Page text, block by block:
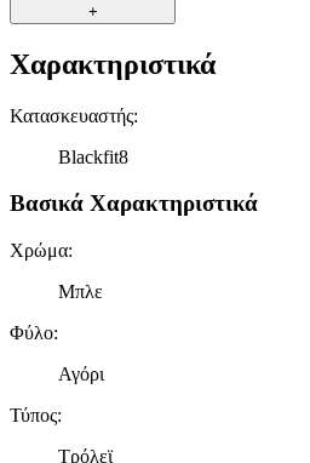
+
Χαρακτηριστικά
Κατασκευαστής:
Blackfit8
Βασικά Χαρακτηριστικά
Χρώμα:
Μπλε
Φύλο:
Αγόρι
Τύπος:
Τρόλεϊ